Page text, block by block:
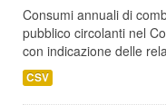
Consumi annuali di
pubblico circolanti nel
con indicazione delle
CSV